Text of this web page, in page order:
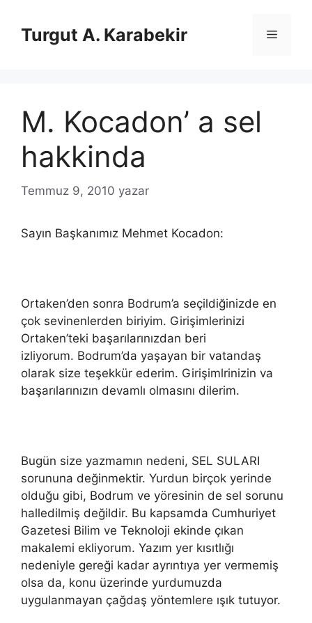
Turgut A. Karabekir Menü
M. Kocadon’ a sel
hakkinda
Temmuz 9, 2010 yazar
Sayın Başkanımız Mehmet Kocadon:
Ortaken’den sonra Bodrum’a seçildiğinizde en
çok sevinenlerden biriyim. Girişimlerinizi
Ortaken’teki başarılarınızdan beri
izliyorum. Bodrum’da yaşayan bir vatandaş
olarak size teşekkür ederim. Girişimlrinizin va
başarılarınızın devamlı olmasını dilerim.
Bugün size yazmamın nedeni, SEL SULARI
sorununa değinmektir. Yurdun birçok yerinde
olduğu gibi, Bodrum ve yöresinin de sel sorunu
halledilmiş değildir. Bu kapsamda Cumhuriyet
Gazetesi Bilim ve Teknoloji ekinde çıkan
makalemi ekliyorum. Yazım yer kısıtlığı
nedeniyle gereği kadar ayrıntıya yer vermemiş
olsa da, konu üzerinde yurdumuzda
uygulanmayan çağdaş yöntemlere ışık tutuyor.